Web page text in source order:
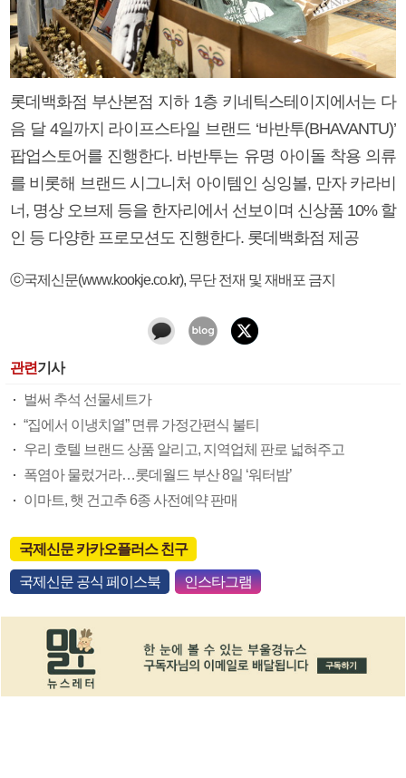
롯데백화점 부산본점 지하 1층 키네틱스테이지에서는 다
음 달 4일까지 라이프스타일 브랜드 ‘바반투(BHAVANTU)’
팝업스토어를 진행한다. 바반투는 유명 아이돌 착용 의류
를 비롯해 브랜드 시그니처 아이템인 싱잉볼, 만자 카라비
너, 명상 오브제 등을 한자리에서 선보이며 신상품 10% 할
인 등 다양한 프로모션도 진행한다. 롯데백화점 제공
ⓒ국제신문(www.kookje.co.kr), 무단 전재 및 재배포 금지
관련기사
벌써 추석 선물세트가
“집에서 이냉치열” 면류 가정간편식 불티
우리 호텔 브랜드 상품 알리고, 지역업체 판로 넓혀주고
폭염아 물렀거라…롯데월드 부산 8일 ‘워터밤’
이마트, 햇 건고추 6종 사전예약 판매
국제신문 카카오플러스 친구
국제신문 공식 페이스북 인스타그램